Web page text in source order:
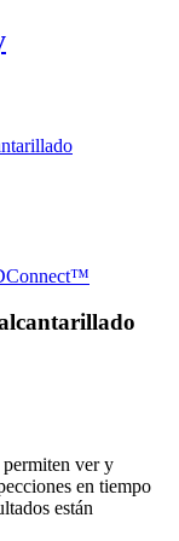
ver y
en tiempo
están